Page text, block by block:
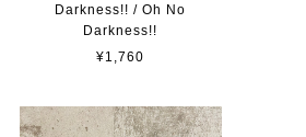
Darkness!! / Oh No
Darkness!!
¥1,760